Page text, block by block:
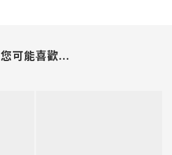
您可能喜歡...